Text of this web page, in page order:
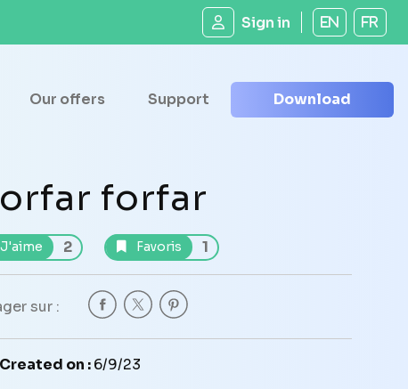
Sign in EN FR
Our offers Support Download
forfar
J'aime 2 Favoris 1
sur :
Created on :6/9/23